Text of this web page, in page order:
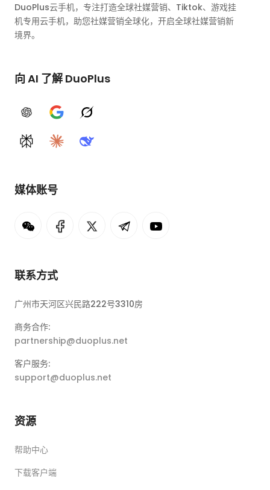
DuoPlus云手机，专注打造全球社媒营销、Tiktok、游戏挂
机专用云手机，助您社媒营销全球化，开启全球社媒营销新
境界。
向 AI 了解 DuoPlus
ChatGPTGoogle AIGrok
PerplexityClaudeDeepSeek
媒体账号
联系方式
广州市天河区兴民路222号3310房
商务合作:
partnership@duoplus.net
客户服务:
support@duoplus.net
资源
帮助中心
下载客户端